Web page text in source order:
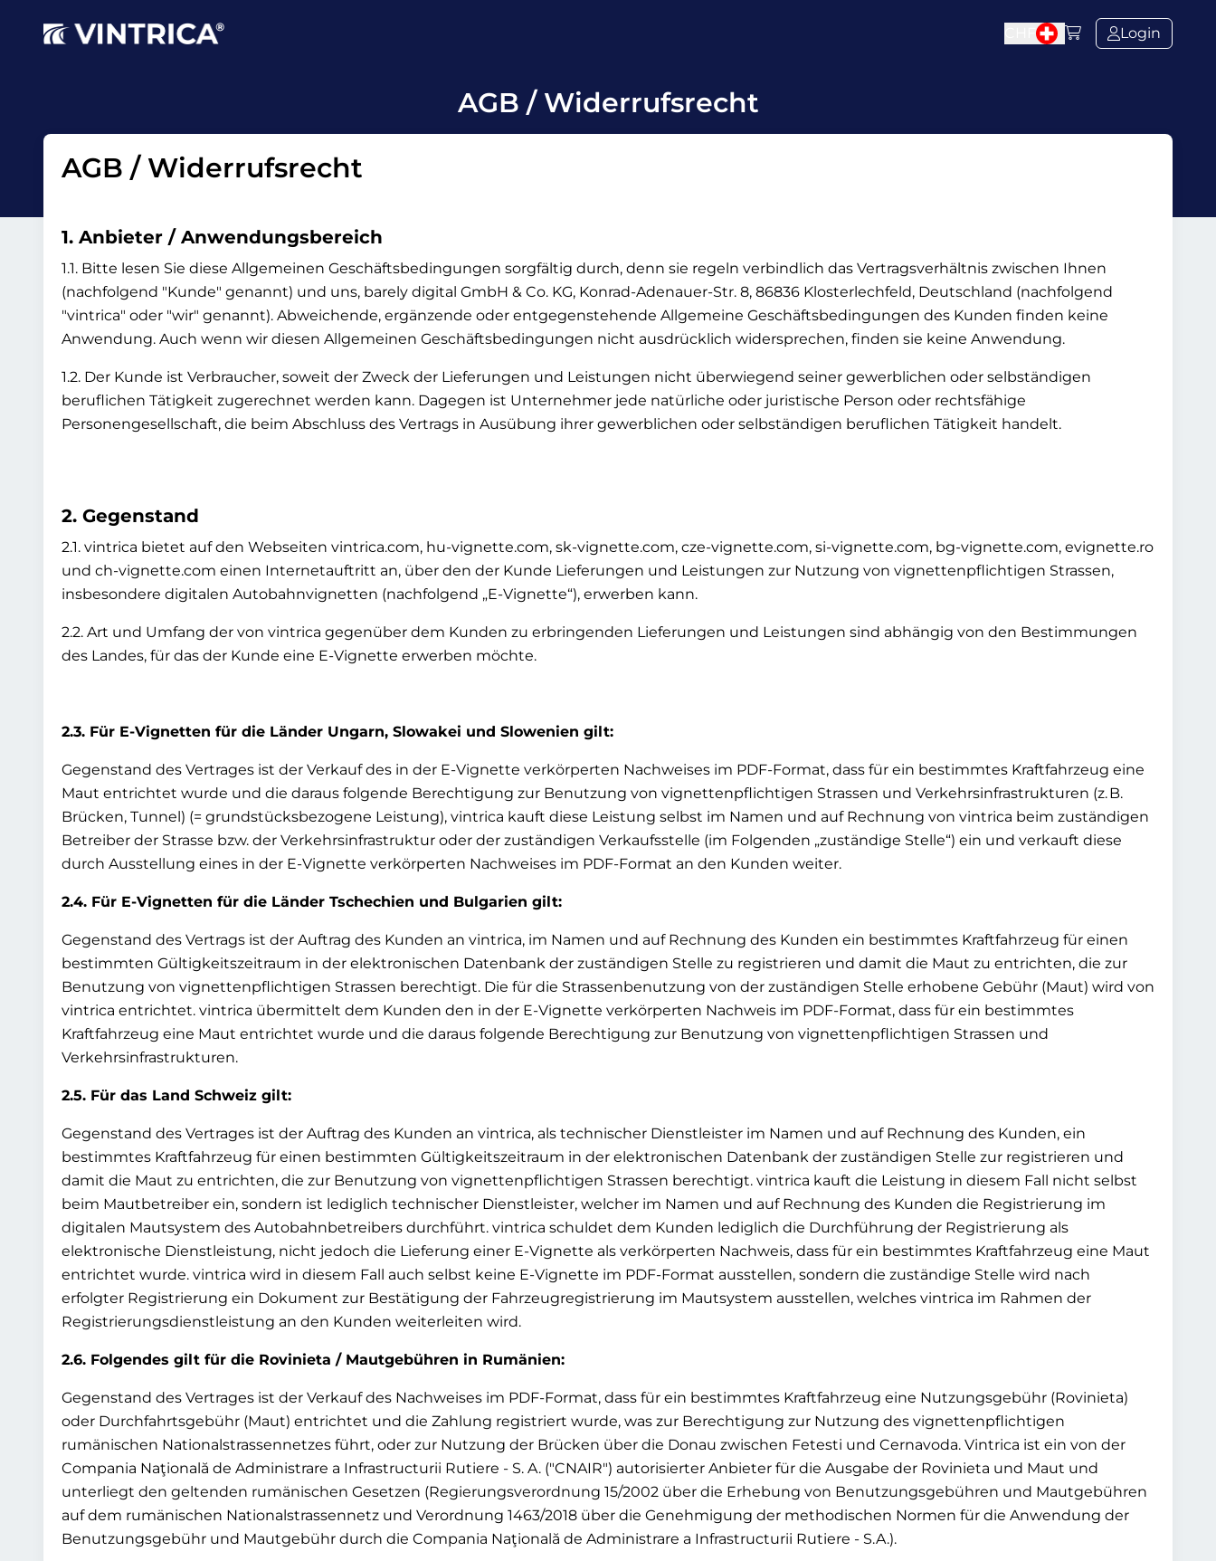
Login
AGB / Widerrufsrecht
AGB / Widerrufsrecht
1. Anbieter / Anwendungsbereich
1.1. Bitte lesen Sie diese Allgemeinen Geschäftsbedingungen sorgfältig durch, denn sie regeln verbindlich das Vertragsverhältnis zwischen Ihnen
(nachfolgend "Kunde" genannt) und uns, barely digital GmbH & Co. KG, Konrad-Adenauer-Str. 8, 86836 Klosterlechfeld, Deutschland (nachfolgend
"vintrica" oder "wir" genannt). Abweichende, ergänzende oder entgegenstehende Allgemeine Geschäftsbedingungen des Kunden finden keine
Anwendung. Auch wenn wir diesen Allgemeinen Geschäftsbedingungen nicht ausdrücklich widersprechen, finden sie keine Anwendung.
1.2. Der Kunde ist Verbraucher, soweit der Zweck der Lieferungen und Leistungen nicht überwiegend seiner gewerblichen oder selbständigen
beruflichen Tätigkeit zugerechnet werden kann. Dagegen ist Unternehmer jede natürliche oder juristische Person oder rechtsfähige
Personengesellschaft, die beim Abschluss des Vertrags in Ausübung ihrer gewerblichen oder selbständigen beruflichen Tätigkeit handelt.
2. Gegenstand
2.1. vintrica bietet auf den Webseiten vintrica.com, hu-vignette.com, sk-vignette.com, cze-vignette.com, si-vignette.com, bg-vignette.com, evignette.ro
und ch-vignette.com einen Internetauftritt an, über den der Kunde Lieferungen und Leistungen zur Nutzung von vignettenpflichtigen Strassen,
insbesondere digitalen Autobahnvignetten (nachfolgend „E-Vignette“), erwerben kann.
2.2. Art und Umfang der von vintrica gegenüber dem Kunden zu erbringenden Lieferungen und Leistungen sind abhängig von den Bestimmungen
des Landes, für das der Kunde eine E-Vignette erwerben möchte.
2.3. Für E-Vignetten für die Länder Ungarn, Slowakei und Slowenien gilt:
Gegenstand des Vertrages ist der Verkauf des in der E-Vignette verkörperten Nachweises im PDF-Format, dass für ein bestimmtes Kraftfahrzeug eine
Maut entrichtet wurde und die daraus folgende Berechtigung zur Benutzung von vignettenpflichtigen Strassen und Verkehrsinfrastrukturen (z. B.
Brücken, Tunnel) (= grundstücksbezogene Leistung), vintrica kauft diese Leistung selbst im Namen und auf Rechnung von vintrica beim zuständigen
Betreiber der Strasse bzw. der Verkehrsinfrastruktur oder der zuständigen Verkaufsstelle (im Folgenden „zuständige Stelle“) ein und verkauft diese
durch Ausstellung eines in der E-Vignette verkörperten Nachweises im PDF-Format an den Kunden weiter.
2.4. Für E-Vignetten für die Länder Tschechien und Bulgarien gilt:
Gegenstand des Vertrags ist der Auftrag des Kunden an vintrica, im Namen und auf Rechnung des Kunden ein bestimmtes Kraftfahrzeug für einen
bestimmten Gültigkeitszeitraum in der elektronischen Datenbank der zuständigen Stelle zu registrieren und damit die Maut zu entrichten, die zur
Benutzung von vignettenpflichtigen Strassen berechtigt. Die für die Strassenbenutzung von der zuständigen Stelle erhobene Gebühr (Maut) wird von
vintrica entrichtet. vintrica übermittelt dem Kunden den in der E-Vignette verkörperten Nachweis im PDF-Format, dass für ein bestimmtes
Kraftfahrzeug eine Maut entrichtet wurde und die daraus folgende Berechtigung zur Benutzung von vignettenpflichtigen Strassen und
Verkehrsinfrastrukturen.
2.5. Für das Land Schweiz gilt:
Gegenstand des Vertrages ist der Auftrag des Kunden an vintrica, als technischer Dienstleister im Namen und auf Rechnung des Kunden, ein
bestimmtes Kraftfahrzeug für einen bestimmten Gültigkeitszeitraum in der elektronischen Datenbank der zuständigen Stelle zur registrieren und
damit die Maut zu entrichten, die zur Benutzung von vignettenpflichtigen Strassen berechtigt. vintrica kauft die Leistung in diesem Fall nicht selbst
beim Mautbetreiber ein, sondern ist lediglich technischer Dienstleister, welcher im Namen und auf Rechnung des Kunden die Registrierung im
digitalen Mautsystem des Autobahnbetreibers durchführt. vintrica schuldet dem Kunden lediglich die Durchführung der Registrierung als
elektronische Dienstleistung, nicht jedoch die Lieferung einer E-Vignette als verkörperten Nachweis, dass für ein bestimmtes Kraftfahrzeug eine Maut
entrichtet wurde. vintrica wird in diesem Fall auch selbst keine E-Vignette im PDF-Format ausstellen, sondern die zuständige Stelle wird nach
erfolgter Registrierung ein Dokument zur Bestätigung der Fahrzeugregistrierung im Mautsystem ausstellen, welches vintrica im Rahmen der
Registrierungsdienstleistung an den Kunden weiterleiten wird.
2.6. Folgendes gilt für die Rovinieta / Mautgebühren in Rumänien:
Gegenstand des Vertrages ist der Verkauf des Nachweises im PDF-Format, dass für ein bestimmtes Kraftfahrzeug eine Nutzungsgebühr (Rovinieta)
oder Durchfahrtsgebühr (Maut) entrichtet und die Zahlung registriert wurde, was zur Berechtigung zur Nutzung des vignettenpflichtigen
rumänischen Nationalstrassennetzes führt, oder zur Nutzung der Brücken über die Donau zwischen Fetesti und Cernavoda. Vintrica ist ein von der
Compania Naţională de Administrare a Infrastructurii Rutiere - S. A. ("CNAIR") autorisierter Anbieter für die Ausgabe der Rovinieta und Maut und
unterliegt den geltenden rumänischen Gesetzen (Regierungsverordnung 15/2002 über die Erhebung von Benutzungsgebühren und Mautgebühren
auf dem rumänischen Nationalstrassennetz und Verordnung 1463/2018 über die Genehmigung der methodischen Normen für die Anwendung der
Benutzungsgebühr und Mautgebühr durch die Compania Naţională de Administrare a Infrastructurii Rutiere - S.A.).